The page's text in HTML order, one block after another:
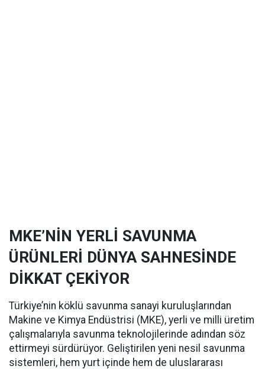
MKE’NİN YERLİ SAVUNMA
ÜRÜNLERİ DÜNYA SAHNESİNDE
DİKKAT ÇEKİYOR
Türkiye’nin köklü savunma sanayi kuruluşlarından
Makine ve Kimya Endüstrisi (MKE), yerli ve milli üretim
çalışmalarıyla savunma teknolojilerinde adından söz
ettirmeyi sürdürüyor. Geliştirilen yeni nesil savunma
sistemleri, hem yurt içinde hem de uluslararası